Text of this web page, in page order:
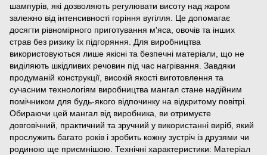
шампурів, які дозволяють регулювати висоту над жаром
залежно від інтенсивності горіння вугілля. Це допомагає
досягти рівномірного приготування м'яса, овочів та інших
страв без ризику їх підгоряння. Для виробництва
використовуються лише якісні та безпечні матеріали, що не
виділяють шкідливих речовин під час нагрівання. Завдяки
продуманій конструкції, високій якості виготовлення та
сучасним технологіям виробництва мангал стане надійним
помічником для будь-якого відпочинку на відкритому повітрі.
Обираючи цей мангал від виробника, ви отримуєте
довговічний, практичний та зручний у використанні виріб, який
прослужить багато років і зробить кожну зустріч із друзями чи
родиною ще приємнішою. Технічні характеристики: Матеріал